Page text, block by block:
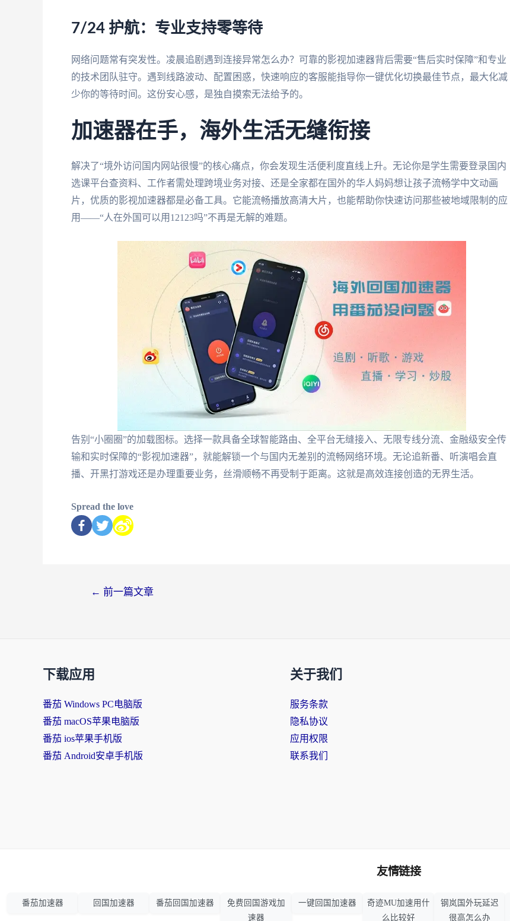
7/24 护航：专业支持零等待
网络问题常有突发性。凌晨追剧遇到连接异常怎么办？可靠的影视加速器背后需要“售后实时保障”和专业
的技术团队驻守。遇到线路波动、配置困惑，快速响应的客服能指导你一键优化切换最佳节点，最大化减
少你的等待时间。这份安心感，是独自摸索无法给予的。
加速器在手，海外生活无缝衔接
解决了“境外访问国内网站很慢”的核心痛点，你会发现生活便利度直线上升。无论你是学生需要登录国内
选课平台查资料、工作者需处理跨境业务对接、还是全家都在国外的华人妈妈想让孩子流畅学中文动画
片，优质的影视加速器都是必备工具。它能流畅播放高清大片，也能帮助你快速访问那些被地域限制的应
用——“人在外国可以用12123吗”不再是无解的难题。
告别“小圈圈”的加载图标。选择一款具备全球智能路由、全平台无缝接入、无限专线分流、金融级安全传
输和实时保障的“影视加速器”，就能解锁一个与国内无差别的流畅网络环境。无论追新番、听演唱会直
播、开黑打游戏还是办理重要业务，丝滑顺畅不再受制于距离。这就是高效连接创造的无界生活。
Spread the love
← 前一篇文章
下载应用
番茄 Windows PC电脑版
番茄 macOS苹果电脑版
番茄 ios苹果手机版
番茄 Android安卓手机版
关于我们
服务条款
隐私协议
应用权限
联系我们
友情链接
番茄加速器 回国加速器 番茄回国加速器
免费回国游戏加
速器
一键回国加速器
奇迹MU加速用什
么比较好
钢岚国外玩延迟
很高怎么办